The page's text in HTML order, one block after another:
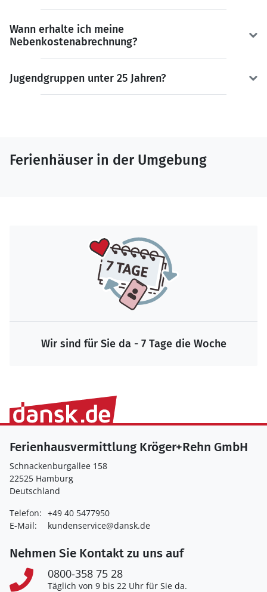
Wann erhalte ich meine
Nebenkostenabrechnung?
Jugendgruppen unter 25 Jahren?
Ferienhäuser in der Umgebung
Wir sind für Sie da - 7 Tage die Woche
Ferienhausvermittlung Kröger+Rehn GmbH
Schnackenburgallee 158
22525 Hamburg
Deutschland
Telefon: +49 40 5477950
E-Mail:
kundenservice@dansk.de
Nehmen Sie Kontakt zu uns auf
0800-358 75 28
Täglich von 9 bis 22 Uhr für Sie da.